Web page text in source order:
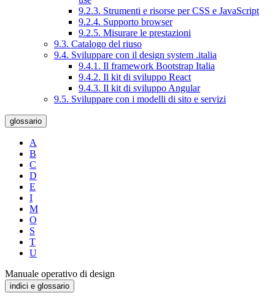
9.2.3. Strumenti e risorse per CSS e JavaScript
9.2.4. Supporto browser
9.2.5. Misurare le prestazioni
9.3. Catalogo del riuso
9.4. Sviluppare con il design system .italia
9.4.1. Il framework Bootstrap Italia
9.4.2. Il kit di sviluppo React
9.4.3. Il kit di sviluppo Angular
9.5. Sviluppare con i modelli di sito e servizi
glossario
A
B
C
D
E
I
M
O
S
T
U
Manuale operativo di design
indici e glossario